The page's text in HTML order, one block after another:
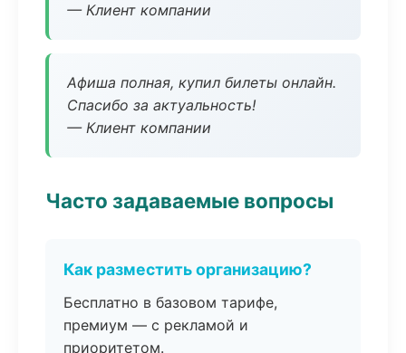
— Клиент компании
Афиша полная, купил билеты онлайн.
Спасибо за актуальность!
— Клиент компании
Часто задаваемые вопросы
Как разместить организацию?
Бесплатно в базовом тарифе,
премиум — с рекламой и
приоритетом.